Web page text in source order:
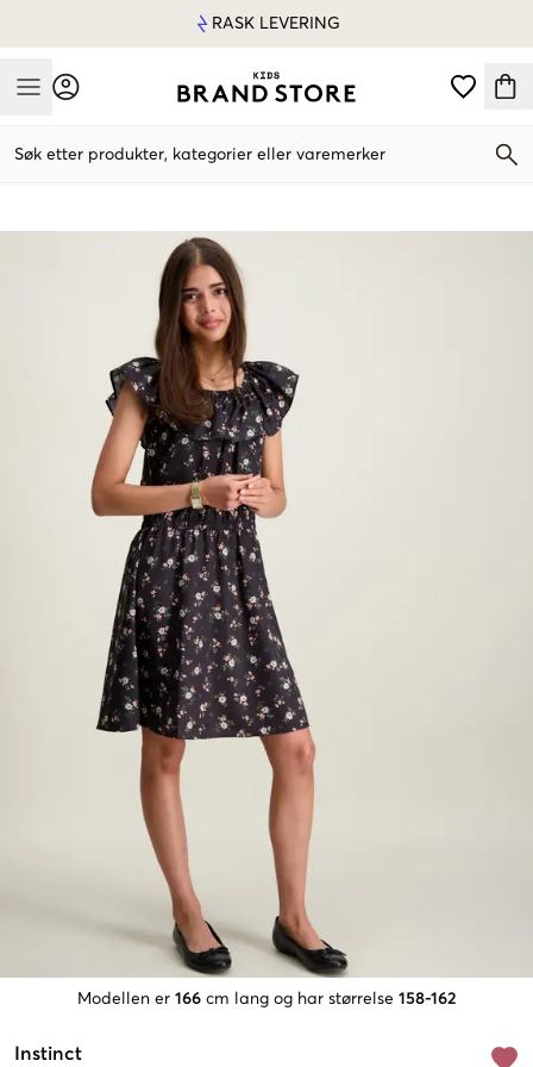
RASK LEVERING
Mobile Menu
Søk etter produkter, kategorier eller varemerker
Modellen er 166 cm lang og har størrelse 158-162
Instinct